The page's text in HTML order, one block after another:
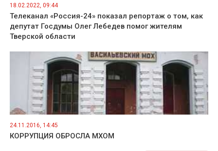
18.02.2022, 09:44
Телеканал «Россия-24» показал репортаж о том, как
депутат Госдумы Олег Лебедев помог жителям
Тверской области
24.11.2016, 14:45
КОРРУПЦИЯ ОБРОСЛА МХОМ